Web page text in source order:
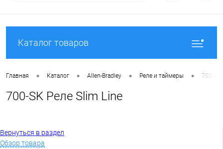
Каталог товаров
Главная • Каталог • Allen-Bradley • Реле и таймеры • 700-SK
700-SK Реле Slim Line
Вернуться в раздел
Обзор товара